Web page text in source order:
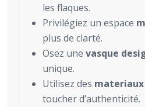
les flaques.
Privilégiez un espace
plus de clarté.
Osez une vasque
unique.
Utilisez des materiaux
toucher d’authenticité.